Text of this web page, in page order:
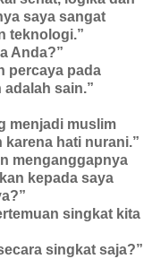
saya sangat
teknologi.”
Anda?”
percaya pada
adalah sain.”
menjadi muslim
hati nurani.”
menganggapnya
kepada saya
singkat kita
singkat saja?”